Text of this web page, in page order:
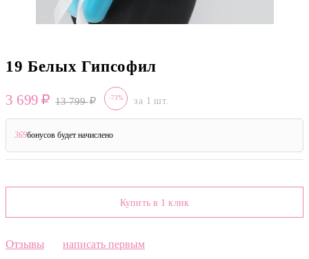
19 Белых Гипсофил
3 699 13 799 -73% за 1 шт.
369бонусов будет начислено
Купить в 1 клик
Отзывы написать первым